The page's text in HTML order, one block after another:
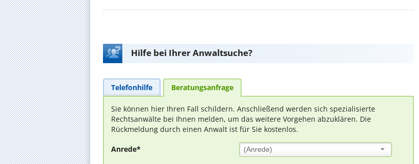
Hilfe bei Ihrer Anwaltsuche?
Telefonhilfe Beratungsanfrage
Sie können hier Ihren Fall schildern. Anschließend werden sich spezialisierte
Rechtsanwälte bei Ihnen melden, um das weitere Vorgehen abzuklären. Die
Rückmeldung durch einen Anwalt ist für Sie kostenlos.
Anrede* (Anrede)